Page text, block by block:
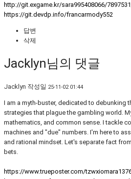
http://git.exgame.kr/sara995408066/
https://git.devdp.info/francarmody552
답변
삭제
Jacklyn님의 댓글
Jacklyn 작성일 25-11-02 01:44
I am a myth-buster, dedicated to debunking
strategies that plague the gambling world.
mathematics, and common sense. I tackle
machines and "due" numbers. I'm here to
and rational mindset. Let's separate fact
bets.
https://www.trueposter.com/